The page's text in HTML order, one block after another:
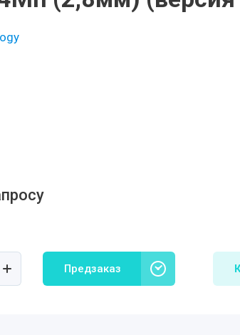
Предзаказ